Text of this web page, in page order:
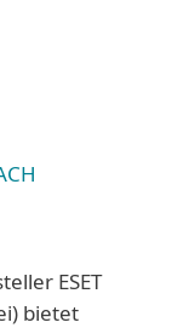
ESET
bietet